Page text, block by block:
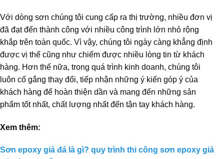
Với dòng sơn chúng tôi cung cấp ra thị trường, nhiều đơn vị
đã đạt đến thành công với nhiều công trình lớn nhỏ rộng
khắp trên toàn quốc. Vì vậy, chúng tôi ngày càng khẳng định
được vị thế cũng như chiếm được nhiều lòng tin từ khách
hàng. Hơn thế nữa, trong quá trình kinh doanh, chúng tôi
luôn cố gắng thay đổi, tiếp nhận những ý kiến góp ý của
khách hàng để hoàn thiện dần và mang đến những sản
phẩm tốt nhất, chất lượng nhất đến tận tay khách hàng.
Xem thêm:
Sơn epoxy giả đá là gì? quy trình thi công sơn epoxy giả